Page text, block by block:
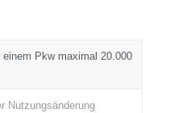
Pkw maximal 20.000
Nutzungs­änderung